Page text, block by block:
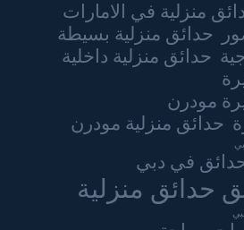
منزلية في الامارات
حدائق منزلية بسيطة
حدائق منزلية داخلية
مودرن
حدائق منزلية مودرن
في دبي
حدائق منزلية